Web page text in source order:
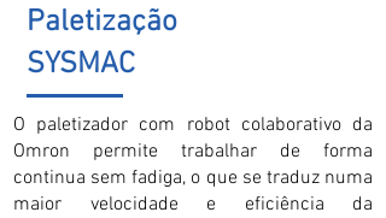
Paletização
SYSMAC
O paletizador com robot colaborativo da
Omron permite trabalhar de forma
continua sem fadiga, o que se traduz numa
maior velocidade e eficiência da